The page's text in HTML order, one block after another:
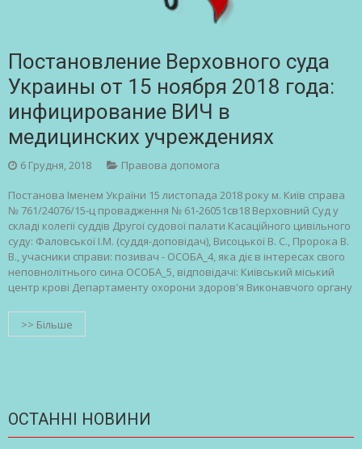
Постановление Верховного суда
Украины от 15 ноября 2018 года:
инфицирование ВИЧ в
медицинских учреждениях
6 Грудня, 2018 Правова допомога
Постанова Іменем України 15 листопада 2018 року м. Київ справа
№ 761/24076/15-ц провадження № 61-26051св18 Верховний Суд у
складі колегії суддів Другої судової палати Касаційного цивільного
суду: Фаловської І.М. (суддя-доповідач), Висоцької В. С., Пророка В.
В., учасники справи: позивач - ОСОБА_4, яка діє в інтересах свого
неповнолітнього сина ОСОБА_5, відповідачі: Київський міський
центр крові Департаменту охорони здоров'я Виконавчого органу
>> Більше
ОСТАННІ НОВИНИ